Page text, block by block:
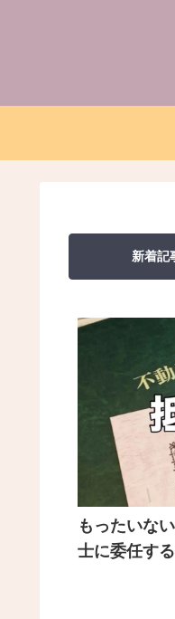
新着記
もったいな
士に委任する